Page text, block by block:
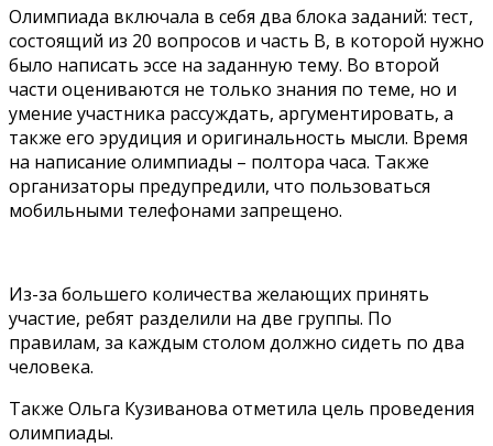
Олимпиада включала в себя два блока заданий: тест,
состоящий из 20 вопросов и часть B, в которой нужно
было написать эссе на заданную тему. Во второй
части оцениваются не только знания по теме, но и
умение участника рассуждать, аргументировать, а
также его эрудиция и оригинальность мысли. Время
на написание олимпиады – полтора часа. Также
организаторы предупредили, что пользоваться
мобильными телефонами запрещено.
Из-за большего количества желающих принять
участие, ребят разделили на две группы. По
правилам, за каждым столом должно сидеть по два
человека.
Также Ольга Кузиванова отметила цель проведения
олимпиады.